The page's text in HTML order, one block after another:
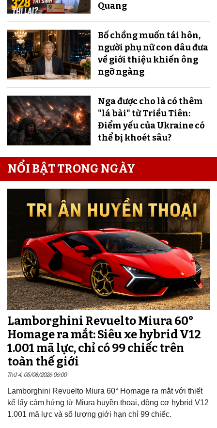
Quang
Bố chồng muốn tái hôn,
người phụ nữ con dâu đưa
về giới thiệu khiến ông
ngỡ ngàng
Nga được cho là có thêm
"lá bài" từ Triều Tiên:
Điểm yếu của Ukraine có
thể bị khoét sâu?
NỔI BẬT TRONG NGÀY
Lamborghini Revuelto Miura 60°
Homage ra mắt: Siêu xe hybrid V12
1.001 mã lực, chỉ có 99 chiếc trên
toàn thế giới
Thứ 4, 05/08/2026 06:00
Lamborghini Revuelto Miura 60° Homage ra mắt với thiết
kế lấy cảm hứng từ Miura huyền thoại, động cơ hybrid V12
1.001 mã lực và số lượng giới hạn chỉ 99 chiếc.